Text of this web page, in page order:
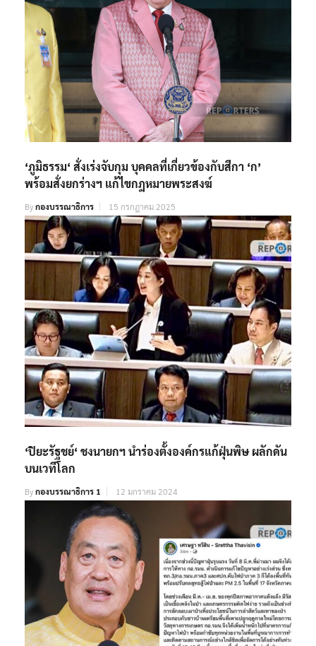
‘ภูมิธรรม‘ สั่งเร่งจับกุม บุคคลที่เกี่ยวข้องกับสีกา ‘ก’
พร้อมสั่งยกร่างฯ แก้ไขกฎหมายพระสงฆ์
Byกองบรรณาธิการ 15 กรกฎาคม 2025
‘ปิยะรัฐชย์‘ ชงนายกฯ นำร่องตั้งองค์กรแก้ฝุ่นพิษ ผลักดัน
บนเวทีโลก
Byกองบรรณาธิการ 1 12 มกราคม 2024